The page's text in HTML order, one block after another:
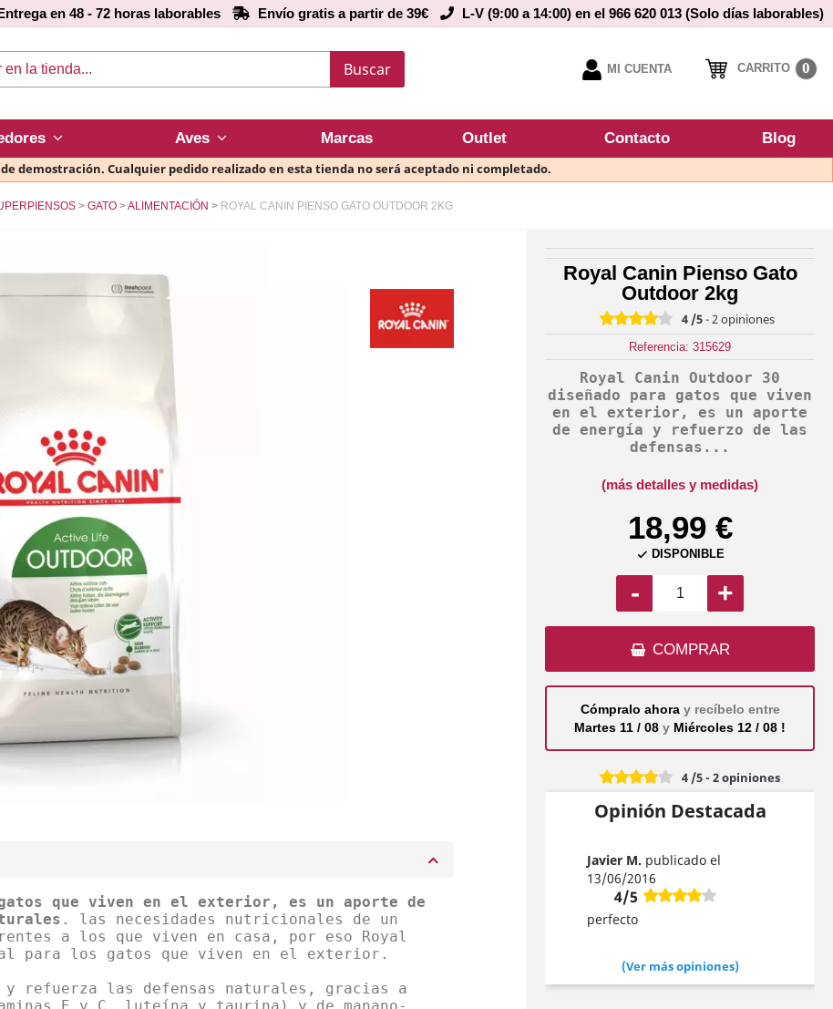
en 48 - 72 horas laborables Envío gratis a partir de 39€ L-V (9:00 a 14:00) en el 966 620 013 (Solo días laborables)
Buscar MI CUENTA CARRITO 0
Aves Marcas Outlet Contacto Blog
demostración. Cualquier pedido realizado en esta tienda no será aceptado ni completado.
GATO ALIMENTACIÓN ROYAL CANIN PIENSO GATO OUTDOOR 2KG
Royal Canin Pienso Gato
Outdoor 2kg
4 /5-2opiniones
Referencia: 315629
Royal Canin Outdoor 30
diseñado para gatos que viven
en el exterior, es un aporte
de energía y refuerzo de las
defensas...
(más detalles y medidas)
18,99 €
 DISPONIBLE
- +
COMPRAR
Cómpralo ahora y recíbelo entre
Martes 11 / 08 y Miércoles 12 / 08 !
4 /5- 2opiniones
Opinión Destacada
Javier M. publicado el
13/06/2016
4/5
perfecto
(Ver más opiniones)
gatos que viven en el exterior, es un aporte de
. las necesidades nutricionales de un
a los que viven en casa, por eso Royal
para los gatos que viven en el exterior.
y refuerza las defensas naturales, gracias a